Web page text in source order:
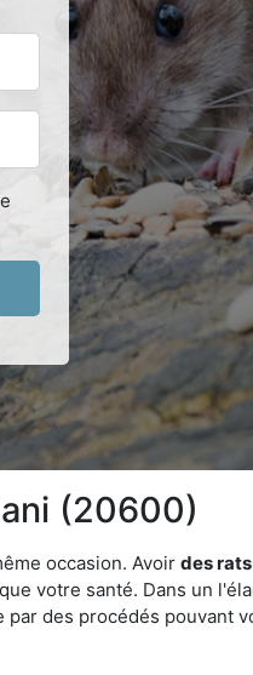
(20600)
occasion. Avoir des
votre santé. Dans un
des procédés pouvant